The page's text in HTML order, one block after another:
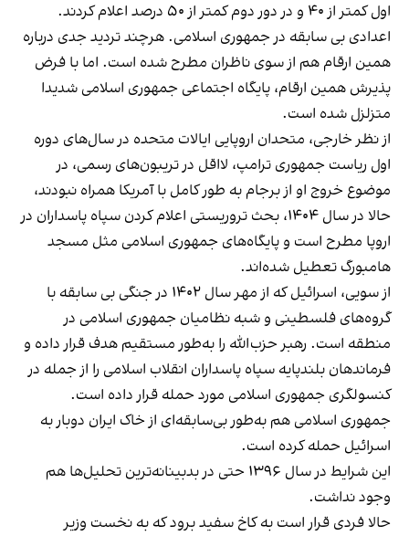
اول کمتر از ۴۰ و در دور دوم کمتر از ۵۰ درصد اعلام کردند.
اعدادی بی سابقه در جمهوری اسلامی. هرچند تردید جدی درباره
همین ارقام هم از سوی ناظران مطرح شده است. اما با فرض
پذیرش همین ارقام، پایگاه اجتماعی جمهوری اسلامی شدیدا
متزلزل شده است.
از نظر خارجی، متحدان اروپایی ایالات متحده در سال‌های دوره
اول ریاست جمهوری ترامپ، لااقل در تریبون‌های رسمی، در
موضوع خروج او از برجام به طور کامل با آمریکا همراه نبودند،
حالا در سال ۱۴۰۴، بحث تروریستی اعلام کردن سپاه پاسداران در
اروپا مطرح است و پایگاه‌های جمهوری اسلامی مثل مسجد
هامبورگ تعطیل شده‌اند.
از سویی، اسرائیل که از مهر سال ۱۴۰۲ در جنگی بی سابقه با
گروه‌های فلسطینی و شبه نظامیان جمهوری اسلامی در
منطقه است. رهبر حزب‌الله را به‌طور مستقیم هدف قرار داده و
فرماندهان بلندپایه سپاه پاسداران انقلاب اسلامی را از جمله در
کنسولگری جمهوری اسلامی مورد حمله قرار داده است.
جمهوری اسلامی هم به‌طور بی‌سابقه‌ای از خاک ایران دوبار به
اسرائیل حمله کرده است.
این شرایط در سال ۱۳۹۶ حتی در بدبینانه‌ترین تحلیل‌ها هم
وجود نداشت.
حالا فردی قرار است به کاخ سفید برود که به نخست وزیر